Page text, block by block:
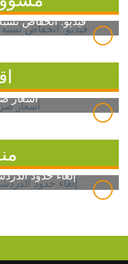
فيديو: انخفاض
أسعار
إلغاء حدود